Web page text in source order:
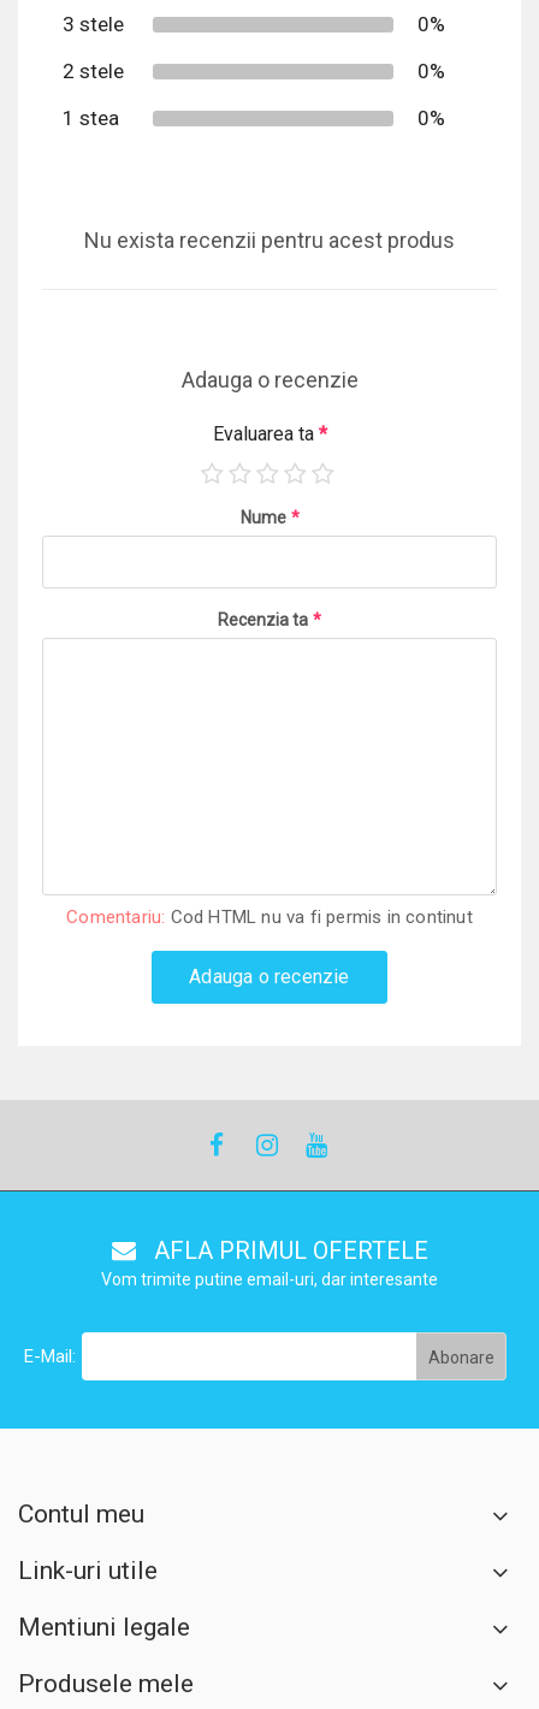
3 stele
0%
2 stele
0%
1 stea
0%
Nu exista recenzii pentru acest produs
Adauga o recenzie
Evaluarea ta *
Nume *
Recenzia ta *
Comentariu: Cod HTML nu va fi permis in continut
Adauga o recenzie
AFLA PRIMUL OFERTELE
Vom trimite putine email-uri, dar interesante
E-Mail:
Contul meu
Link-uri utile
Mentiuni legale
Produsele mele